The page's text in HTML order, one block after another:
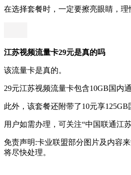
在选择套餐时，一定要擦亮眼睛，
江苏视频流量卡29元是真的吗
该流量卡是真的。
29元江苏视频流量卡包含10GB国内
此外，该套餐还附带了10元享
用户如需办理，可关注“中国联通江
免责声明:卡业联盟部分图片及内容
将尽快处理。